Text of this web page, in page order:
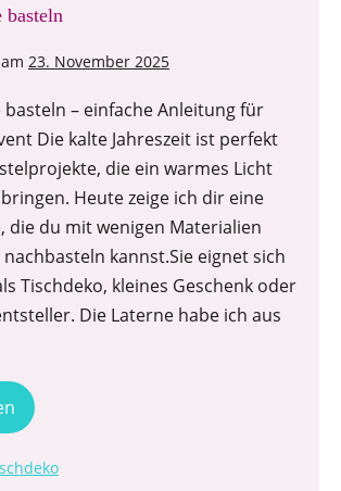
23. November 2025
– einfache Anleitung für
Die kalte Jahreszeit ist perfekt
die ein warmes Licht
Heute zeige ich dir eine
die du mit wenigen Materialien
nachbasteln kannst.Sie eignet sich
Tischdeko, kleines Geschenk oder
Die Laterne habe ich aus